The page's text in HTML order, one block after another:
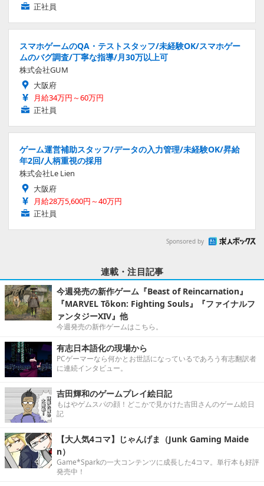
正社員
スマホゲームのQA・テストスタッフ/未経験OK/スマホゲー
ムのバグ調査/丁寧な指導/月30万以上可
株式会社GUM
大阪府
月給34万円～60万円
正社員
ゲーム運営補助スタッフ/データの入力管理/未経験OK/昇給
年2回/人柄重視の採用
株式会社Le Lien
大阪府
月給28万5,600円～40万円
正社員
Sponsored by
連載・注目記事
今週発売の新作ゲーム『Beast of Reincarnation』
『MARVEL Tōkon: Fighting Souls』『ファイナルフ
ァンタジーXIV』他
今週発売の新作ゲームはこちら。
有志日本語化の現場から
PCゲーマーなら何かとお世話になっているであろう有志翻訳者
に連続インタビュー。
吉田輝和のゲームプレイ絵日記
もはやゲムスパの顔！どこかで見かけた吉田さんのゲーム絵日
記
【大人気4コマ】じゃんげま（Junk Gaming Maide
n）
Game*Sparkの一大コンテンツに成長した4コマ。単行本も好評
発売中！